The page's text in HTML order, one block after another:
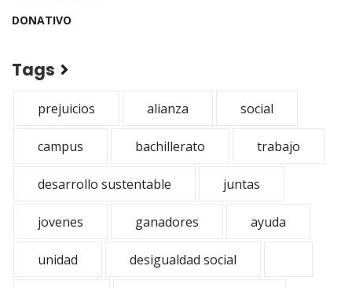
DONATIVO
Tags
prejuicios alianza social
campus bachillerato trabajo
desarrollo sustentable juntas
jovenes ganadores ayuda
unidad desigualdad social